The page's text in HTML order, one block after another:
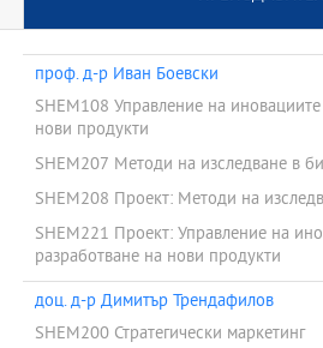
проф. д-р Иван Боевски
SHEM108 Управление на
нови продукти
SHEM207 Методи на изследване в
SHEM208 Проект: Методи на
SHEM221 Проект: Управление на
разработване на нови продукти
доц. д-р Димитър Трендафилов
SHEM200 Стратегически маркетинг